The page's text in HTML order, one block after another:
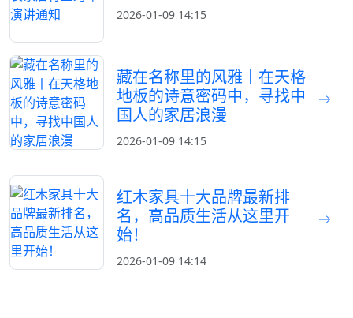
2026-01-09 14:15
藏在名称里的风雅丨在天格
地板的诗意密码中，寻找中
国人的家居浪漫
2026-01-09 14:15
红木家具十大品牌最新排
名，高品质生活从这里开
始！
2026-01-09 14:14